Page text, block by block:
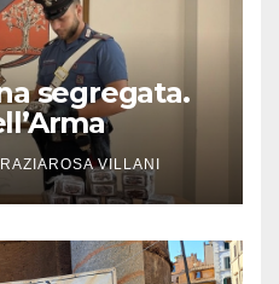
segregata.
VILLANI